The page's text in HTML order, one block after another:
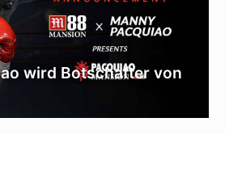
wird Botschafter von